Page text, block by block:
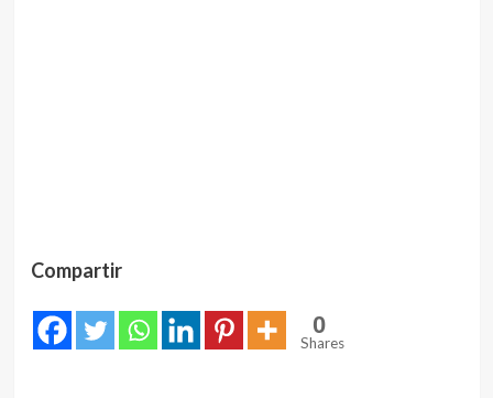
Compartir
0
Shares